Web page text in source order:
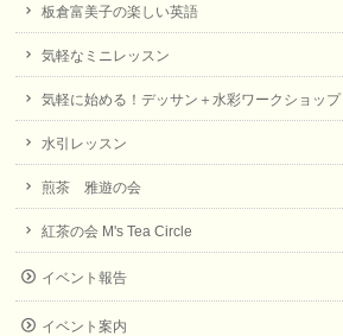
板倉富美子の楽しい英語
気軽なミニレッスン
気軽に始める！デッサン＋水彩ワークショップ
水引レッスン
煎茶 雅遊の会
紅茶の会 M's Tea Circle
イベント報告
イベント案内